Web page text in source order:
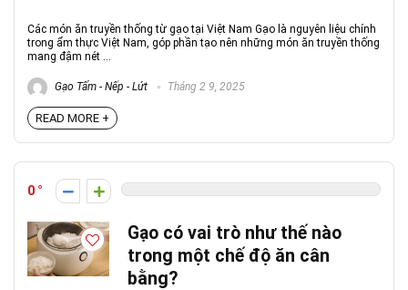
Các món ăn truyền thống từ gạo tại Việt Nam Gạo là nguyên liệu chính
trong ẩm thực Việt Nam, góp phần tạo nên những món ăn truyền thống
mang đậm nét ...
Gạo Tấm - Nếp - Lứt Tháng 2 9, 2025
READ MORE +
0
Gạo có vai trò như thế nào
trong một chế độ ăn cân
bằng?